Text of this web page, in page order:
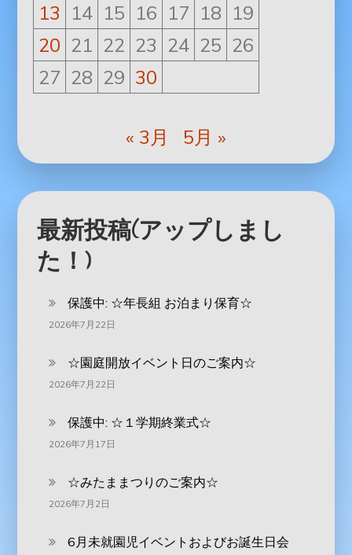
13 14 15 16 17 18 19
20 21 22 23 24 25 26
27 28 29 30
« 3月 5月 »
最新投稿(アップしまし
た！)
保護中: ‪☆年長組 お泊まり保育☆
2026年7月22日
☆園庭開放イベント日のご案内☆
2026年7月22日
保護中: ☆１学期終業式☆
2026年7月17日
☆みたままつりのご案内☆
2026年7月2日
6月未就園児イベントおよびお誕生日会